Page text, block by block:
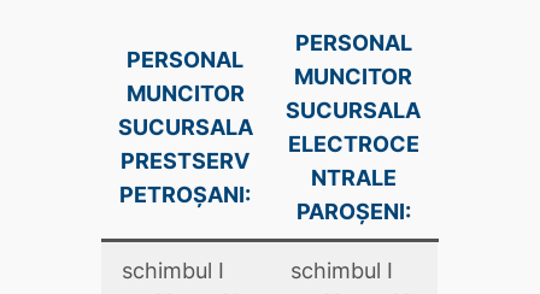
PERSONAL
MUNCITOR
SUCURSALA
PRESTSERV
PETROŞANI:
PERSONAL
MUNCITOR
SUCURSALA
ELECTROCE
NTRALE
PAROŞENI:
schimbul I
schimbul I